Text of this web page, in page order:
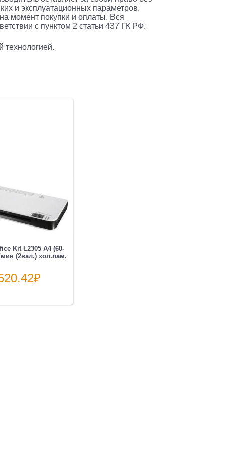
и эксплуатационных параметров.
на момент покупки и оплаты. Вся
с пунктом 2 статьи 437 ГК РФ.
технологией.
Kit L2305 A4 (60-
(2вал.) хол.лам.
₽